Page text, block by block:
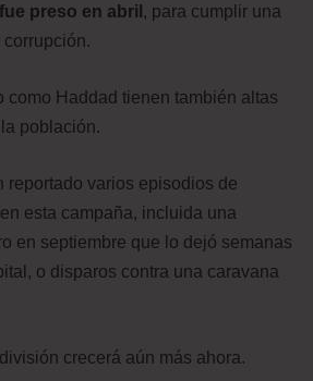
preso en abril , para cumplir una
como Haddad tienen también altas
población.
reportado varios episodios de
esta campaña, incluida una
en septiembre que lo dejó semanas
o disparos contra una caravana
crecerá aún más ahora.